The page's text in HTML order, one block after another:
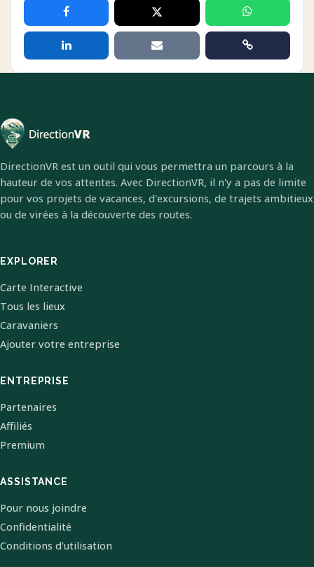
DirectionVR est un outil qui vous permettra un parcours à la
hauteur de vos attentes. Avec DirectionVR, il n'y a pas de limite
pour vos projets de vacances, d'excursions, de trajets ambitieux
ou de virées à la découverte des routes.
EXPLORER
Carte Interactive
Tous les lieux
Caravaniers
Ajouter votre entreprise
ENTREPRISE
Partenaires
Affiliés
Premium
ASSISTANCE
Pour nous joindre
Confidentialité
Conditions d'utilisation